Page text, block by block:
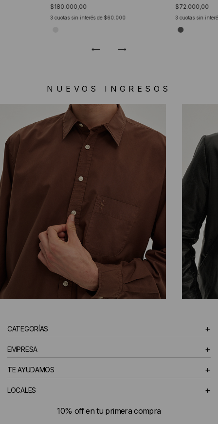
$180.000,00
3 cuotas sin interés de $60.000
$72.000,00
3cuotas sin
NUEVOS INGRESOS
HOMBRE
CATEGORÍAS +
EMPRESA +
TE AYUDAMOS +
LOCALES +
10% off en tu primera compra